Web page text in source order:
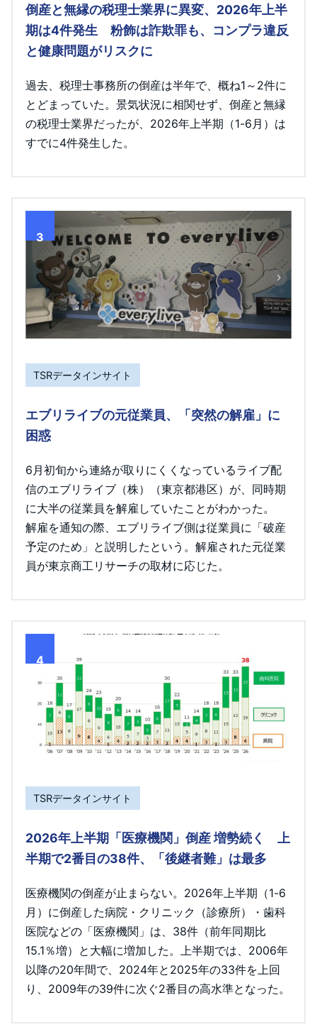
倒産と無縁の税理士業界に異変、2026年上半
期は4件発生 粉飾は詐欺罪も、コンプラ違反
と健康問題がリスクに
過去、税理士事務所の倒産は半年で、概ね1～2件に
とどまっていた。景気状況に相関せず、倒産と無縁
の税理士業界だったが、2026年上半期（1-6月）は
すでに4件発生した。
3
TSRデータインサイト
エブリライブの元従業員、「突然の解雇」に
困惑
6月初旬から連絡が取りにくくなっているライブ配
信のエブリライブ（株）（東京都港区）が、同時期
に大半の従業員を解雇していたことがわかった。
解雇を通知の際、エブリライブ側は従業員に「破産
予定のため」と説明したという。解雇された元従業
員が東京商工リサーチの取材に応じた。
4
TSRデータインサイト
2026年上半期「医療機関」倒産 増勢続く 上
半期で2番目の38件、「後継者難」は最多
医療機関の倒産が止まらない。2026年上半期（1-6
月）に倒産した病院・クリニック（診療所）・歯科
医院などの「医療機関」は、38件（前年同期比
15.1％増）と大幅に増加した。上半期では、2006年
以降の20年間で、2024年と2025年の33件を上回
り、2009年の39件に次ぐ2番目の高水準となった。